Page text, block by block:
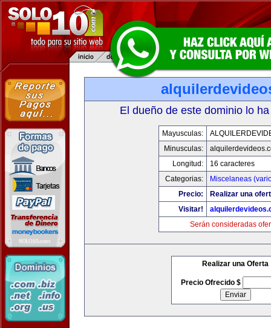
El dueño de este dominio lo
Mayusculas:
Minusculas:
Longitud:
16 caracteres
Categorias:
Miscelaneas
Precio:
Realizar una
Visitar!
Serán consideradas
Realizar una Oferta
Precio Ofrecido $